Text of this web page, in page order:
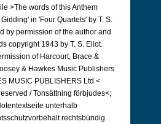
>The words of this Anthem
in 'Four Quartets' by T. S.
by permission of the author and
copyright 1943 by T. S. Eliot.
of Harcourt, Brace &
& Hawkes Music Publishers
MUSIC PUBLISHERS Ltd.<
/ Tonsättning förbjudes<;
unterhalb
rechtsbündig